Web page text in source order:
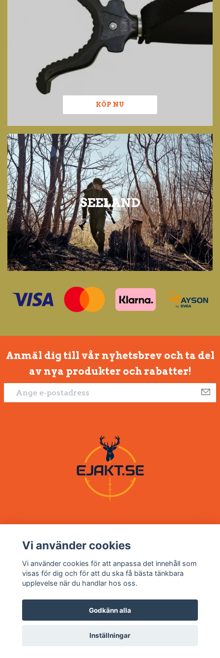
KÖP NU
SEELAND
Anmäl dig till vår nyhetsbrev och ta del
av nya produkter och rabatter!
Om oss
Kundtjänst
Vi använder cookies
Vi använder cookies för att anpassa det innehåll som
visas för dig och för att du ska få bästa tänkbara
upplevelse när du handlar hos oss.
Godkänn alla
Inställningar